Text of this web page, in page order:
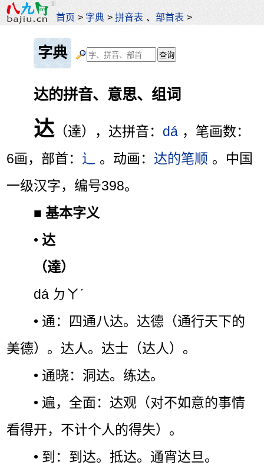
首页 > 字典 >拼音表 、部首表 >
字典
达的拼音、意思、组词
达（達），达拼音： dá ，笔画数：
6画，部首： 辶 。动画： 达的笔顺 。中国
一级汉字，编号398。
■基本字义
• 达
（達）
dá ㄉㄚˊ
• 通：四通八达。达德（通行天下的
美德）。达人。达士（达人）。
• 通晓：洞达。练达。
• 遍，全面：达观（对不如意的事情
看得开，不计个人的得失）。
• 到：到达。抵达。通宵达旦。